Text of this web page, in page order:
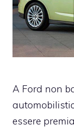
A Ford non
essere